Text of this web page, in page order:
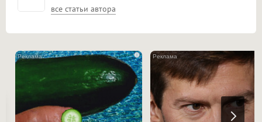
все статьи автора
i